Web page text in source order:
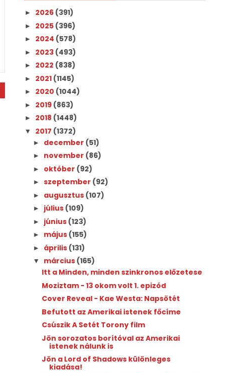
► 2026 (391)
► 2025 (396)
► 2024 (578)
► 2023 (493)
► 2022 (838)
► 2021 (1145)
► 2020 (1044)
► 2019 (863)
► 2018 (1448)
▼ 2017 (1372)
► december (51)
► november (86)
► október (92)
►szeptember (92)
► augusztus (107)
► július (109)
► június (123)
► május (155)
► április (131)
▼ március (165)
Itt a Minden, minden szinkronos előzetese
Moziztam - 13 okom volt 1. epizód
Cover Reveal - Kae Westa: Napsötét
Befutott az Amerikai istenek főcíme
Csúszik A Setét Torony film
Jön sorozatos borítóval az Amerikai
istenek nálunk is
Jön a Lord of Shadows különleges
kiadása!